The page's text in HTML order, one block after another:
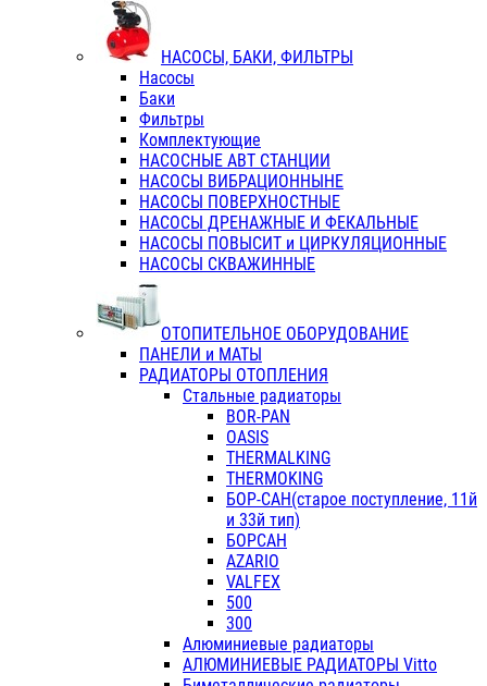
НАСОСЫ, БАКИ, ФИЛЬТРЫ
Насосы
Баки
Фильтры
Комплектующие
НАСОСНЫЕ АВТ СТАНЦИИ
НАСОСЫ ВИБРАЦИОННЫНЕ
НАСОСЫ ПОВЕРХНОСТНЫЕ
НАСОСЫ ДРЕНАЖНЫЕ И ФЕКАЛЬНЫЕ
НАСОСЫ ПОВЫСИТ и ЦИРКУЛЯЦИОННЫЕ
НАСОСЫ СКВАЖИННЫЕ
ОТОПИТЕЛЬНОЕ ОБОРУДОВАНИЕ
ПАНЕЛИ и МАТЫ
РАДИАТОРЫ ОТОПЛЕНИЯ
Стальные радиаторы
BOR-PAN
OASIS
THERMALKING
THERMOKING
БОР-САН(старое поступление, 11й
и 33й тип)
БОРСАН
AZARIO
VALFEX
500
300
Алюминиевые радиаторы
АЛЮМИНИЕВЫЕ РАДИАТОРЫ Vitto